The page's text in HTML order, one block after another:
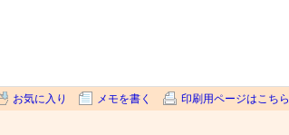
お気に入り メモを書く 印刷用ページはこちら